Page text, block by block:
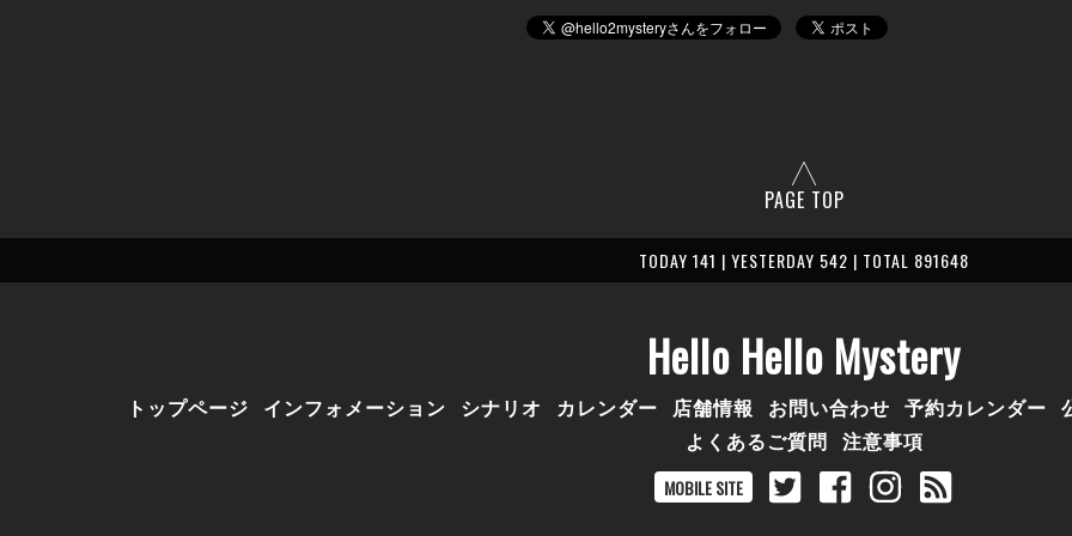
PAGE TOP
TODAY 141 | YESTERDAY 542 | TOTAL 891648
Hello Hello Mystery
トップページ インフォメーション シナリオ カレンダー 店舗情報 お問い合わせ 予約カレンダー
よくあるご質問 注意事項
MOBILE SITE